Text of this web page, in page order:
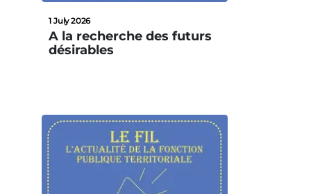
1 July 2026
A la recherche des futurs
désirables